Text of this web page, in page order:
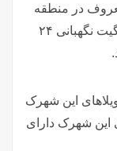
در منطقه
سرخرود میباشد ،این شهرک جذاب دارای گیت نگهبانی ۲۴
میباشد ،ویلاهای این شهرک
این شهرک دارای